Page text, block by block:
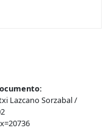
Lazcano Sorzabal /